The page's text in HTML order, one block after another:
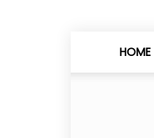
HOME